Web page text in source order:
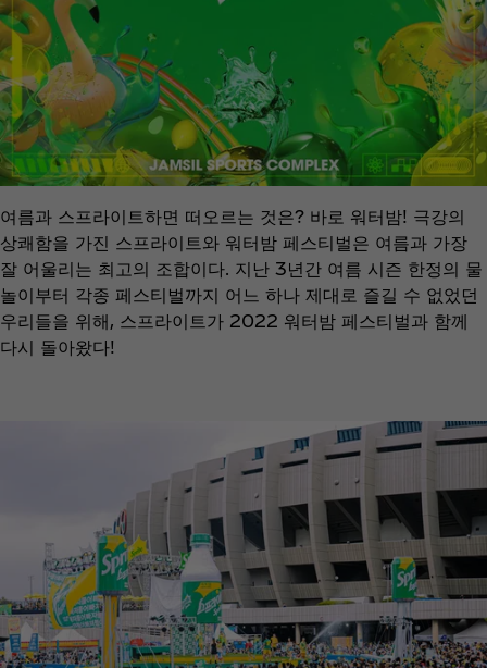
여름과 스프라이트하면 떠오르는 것은? 바로 워터밤! 극강의
상쾌함을 가진 스프라이트와 워터밤 페스티벌은 여름과 가장
잘 어울리는 최고의 조합이다. 지난 3년간 여름 시즌 한정의 물
놀이부터 각종 페스티벌까지 어느 하나 제대로 즐길 수 없었던
우리들을 위해, 스프라이트가 2022 워터밤 페스티벌과 함께
다시 돌아왔다!